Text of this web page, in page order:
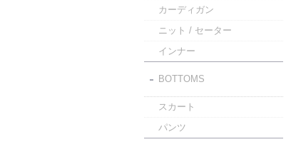
カーディガン
ニット / セーター
インナー
BOTTOMS
スカート
パンツ